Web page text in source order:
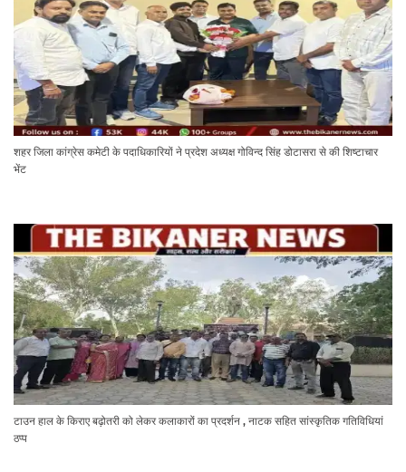
शहर जिला कांग्रेस कमेटी के पदाधिकारियों ने प्रदेश अध्यक्ष गोविन्द सिंह डोटासरा से की शिष्टाचार
भेंट
टाउन हाल के किराए बढ़ोतरी को लेकर कलाकारों का प्रदर्शन , नाटक सहित सांस्कृतिक गतिविधियां
ठप्प